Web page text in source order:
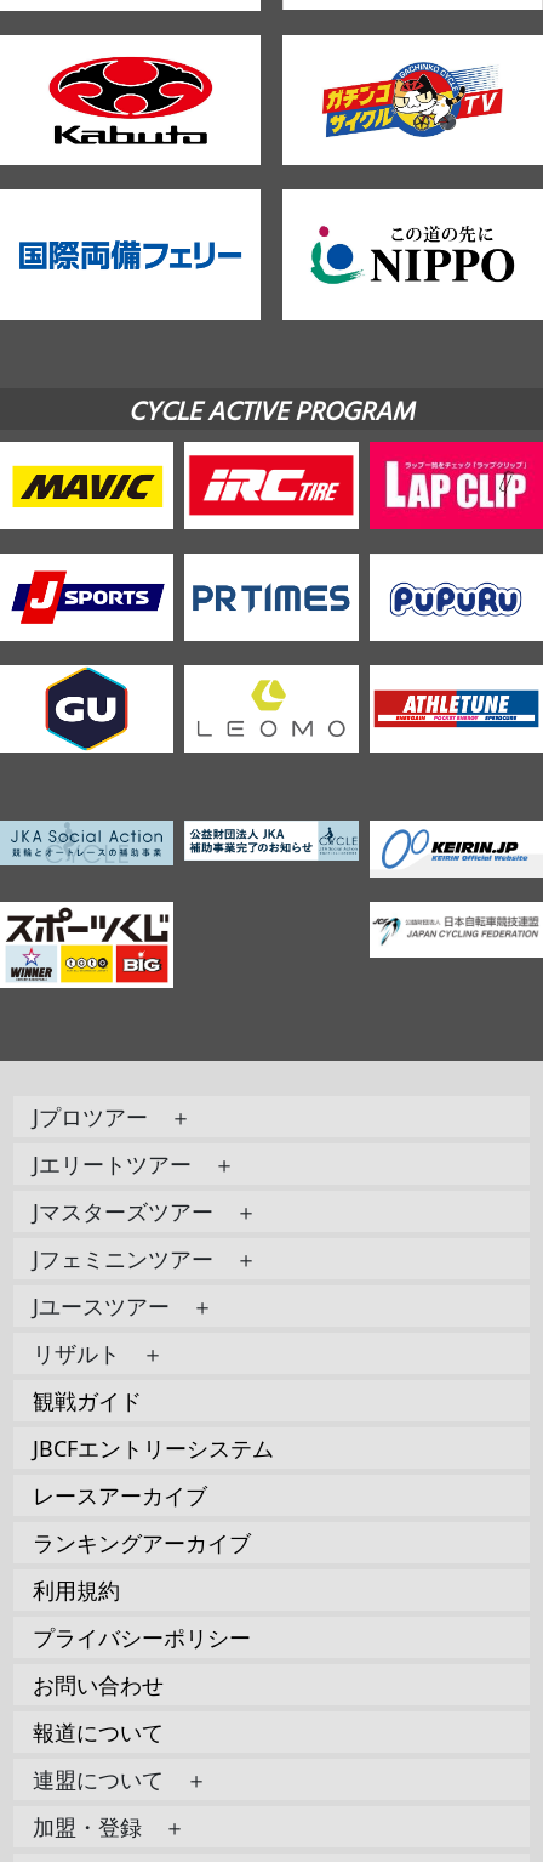
CYCLE ACTIVE PROGRAM
Jプロツアー ＋
Jエリートツアー ＋
Jマスターズツアー ＋
Jフェミニンツアー ＋
Jユースツアー ＋
リザルト ＋
観戦ガイド
JBCFエントリーシステム
レースアーカイブ
ランキングアーカイブ
利用規約
プライバシーポリシー
お問い合わせ
報道について
連盟について ＋
加盟・登録 ＋